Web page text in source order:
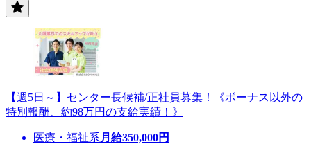
【週5日～】センター長候補/正社員募集！《ボーナス以外の
特別報酬、約98万円の支給実績！》
医療・福祉系 月給350,000円